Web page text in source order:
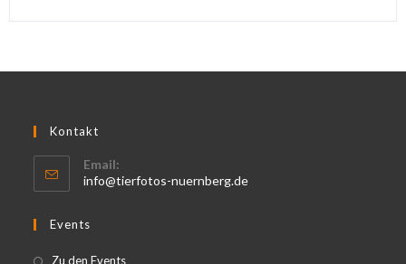
Kontakt
Email:
info@tierfotos-nuernberg.de
Events
Zu den Events